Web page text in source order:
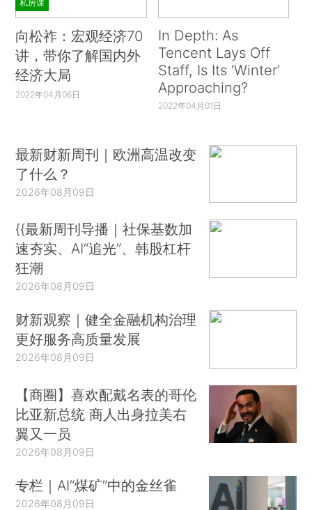
私房课
向松祚：宏观经济70
讲，带你了解国内外
经济大局
2022年04月06日
In Depth: As
Tencent Lays Off
Staff, Is Its ‘Winter’
Approaching?
2022年04月01日
最新财新周刊｜欧洲高温改变
了什么？
2026年08月09日
{{最新周刊导播｜社保基数加
速夯实、AI“追光”、韩股杠杆
狂潮
2026年08月09日
财新观察｜健全金融机构治理
更好服务高质量发展
2026年08月09日
【商圈】喜欢配戴名表的哥伦
比亚新总统 商人出身拉美右
翼又一员
2026年08月09日
专栏｜AI“煤矿”中的金丝雀
2026年08月09日